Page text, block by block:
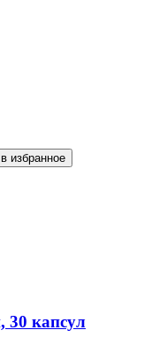
избранное
30 капсул